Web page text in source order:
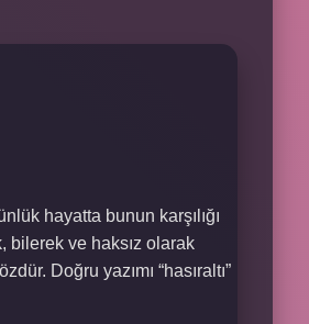
hayatta bunun karşılığı
bilerek ve haksız olarak
Doğru yazımı “hasıraltı”